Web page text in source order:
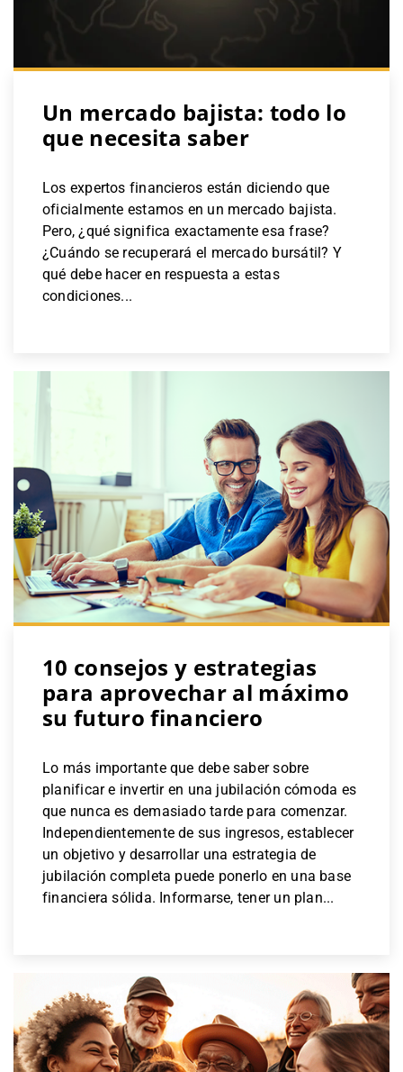
Un mercado bajista: todo lo
que necesita saber
Los expertos financieros están diciendo que
oficialmente estamos en un mercado bajista.
Pero, ¿qué significa exactamente esa frase?
¿Cuándo se recuperará el mercado bursátil? Y
qué debe hacer en respuesta a estas
condiciones...
10 consejos y estrategias
para aprovechar al máximo
su futuro financiero
Lo más importante que debe saber sobre
planificar e invertir en una jubilación cómoda es
que nunca es demasiado tarde para comenzar.
Independientemente de sus ingresos, establecer
un objetivo y desarrollar una estrategia de
jubilación completa puede ponerlo en una base
financiera sólida. Informarse, tener un plan...